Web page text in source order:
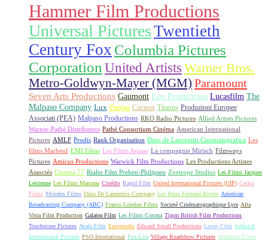
Hammer Film Productions
Universal PicturesTwentieth
Century Fox Columbia Pictures
Corporation United Artists Warner Bros.
Metro-Goldwyn-Mayer (MGM) Paramount
Seven Arts Productions Gaumont Eon Productions Lucasfilm The
Malpaso Company Lux Danjaq Cocinor Titanus Produzioni Europee
Associati (PEA) Malpaso Productions RKO Radio Pictures Allied Artists Pictures
Warner-Pathé Distributors Pathé Consortium Cinéma American International
Pictures AMLF Prodis Rank Organisation Dino de Laurentiis Cinematografica Les
films Marbeuf EMI Films Les Films Ariane La compagnie Mirisch Filmways
Pictures Amicus Productions Warwick Film Productions Les Productions Artistes
Associés Cinema 77 Rialto Film Preben-Philipsen Zoetrope Studios Les Films Jacques
Leitienne Les Films Marceau Cinédis Rapid Film United International Pictures (UIP) Cerito
Films Mondex Films Dino De Laurentiis Company Les films Fernand Rivers American
Broadcasting Company (ABC) Franco London Films Societé Cinématographique Lyre Alta
Vista Film Production Galatea Film Les Films Corona Tigon British Film Productions
Touchstone Pictures Avala Film Europrodis Edward Small Productions Leone Film Selznick
International Pictures PSO International Fox-Lira Village Roadshow Pictures Atlántida Films